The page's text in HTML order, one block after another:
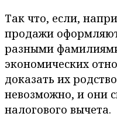
Так что, если,
продажи
разными
экономических
доказать их
невозможно, и они
налогового вычета.